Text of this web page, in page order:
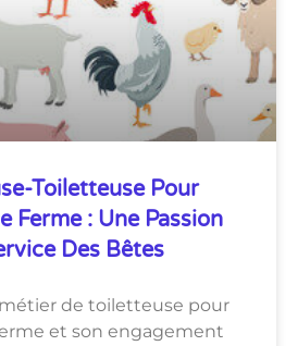
Toiletteuse Pour
Ferme : Une Passion
Des Bêtes
de toiletteuse pour
et son engagement